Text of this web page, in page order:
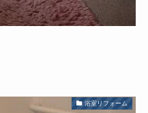
浴室リフォーム